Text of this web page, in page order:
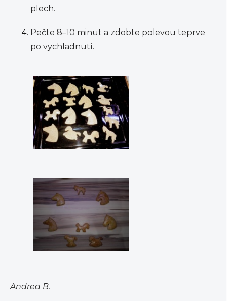
plech.
Pečte 8–10 minut a zdobte polevou teprve
po vychladnutí.
Andrea B.